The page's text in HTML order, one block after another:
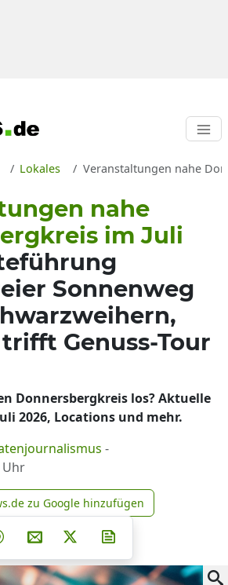
Lokales Veranstaltungen nahe
nahe
im Juli
Sonnenweg
Genuss-Tour
Donnersbergkreis los? Aktuelle
2026, Locations und mehr.
-
Uhr
news.de zu Google
zu Google hinzufügen
Teilen auf Facebook
Teilen auf Whatsapp
Teilen auf Telegram
Teilen auf Pinterest
Per E-Mail teilen
Post auf X